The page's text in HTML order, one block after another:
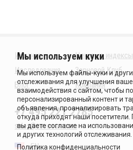
Издания
Исследования
Блог
Ценовые индексы
Зерновой Клуб
Компания
+7 495 221 2785
sales@sovecon.com
EN
Политика конфиденциальности